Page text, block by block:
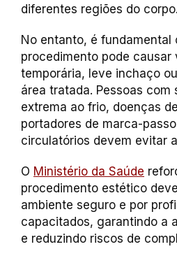
diferentes regiões do corpo.
No entanto, é fundamental
procedimento pode causar
temporária, leve inchaço
área tratada. Pessoas com
extrema ao frio, doenças
portadores de marca-
circulatórios devem evitar
O Ministério da Saúde
procedimento estético
ambiente seguro e por
capacitados, garantindo a
e reduzindo riscos de